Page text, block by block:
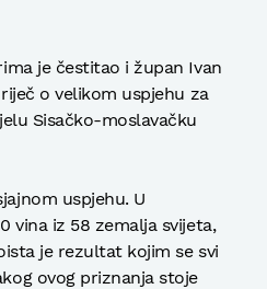
je čestitao i župan Ivan
o velikom uspjehu za
Sisačko-moslavačku
uspjehu. U
vina iz 58 zemalja svijeta,
je rezultat kojim se svi
ovog priznanja stoje